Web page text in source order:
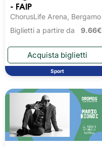
- FAIP
ChorusLife Arena, Bergamo
Biglietti a partire da 9.66€
Sport